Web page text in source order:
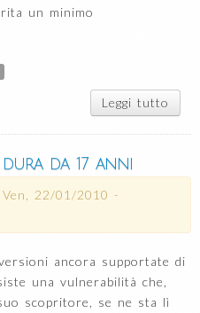
un minimo
Leggi tutto
da 17 anni
Ven, 22/01/2010 -
ancora supportate di
una vulnerabilità che,
scopritore, se ne sta lì